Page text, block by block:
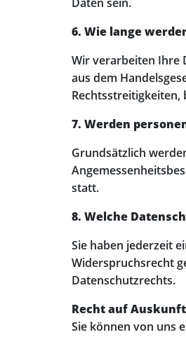
6. Wie lange
Wir verarbeiten Ihre
aus dem
Rechtsstreitigkeiten,
7. Werden
Grundsätzlich
statt.
8. Welche
Sie haben jederzeit
Widerspruchsrecht
Datenschutzrechts.
Recht auf
Sie können von uns